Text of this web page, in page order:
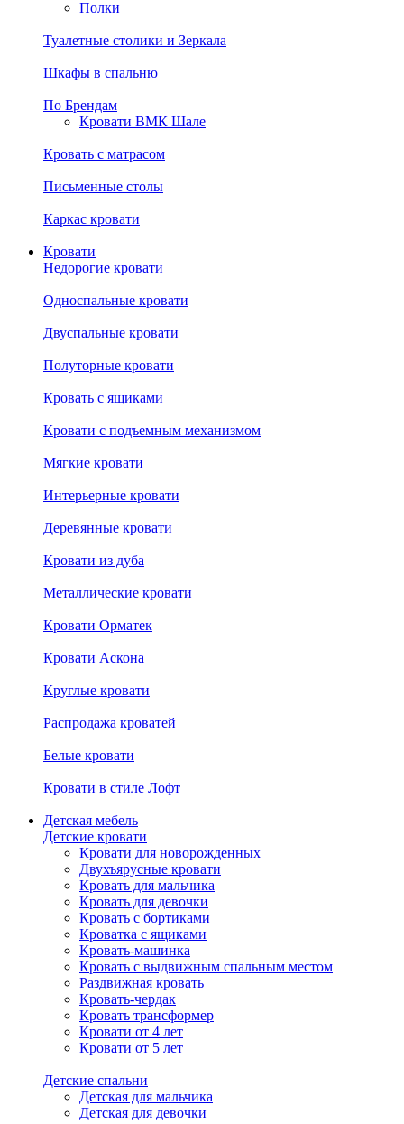
Полки
Туалетные столики и Зеркала
Шкафы в спальню
По Брендам
Кровати ВМК Шале
Кровать с матрасом
Письменные столы
Каркас кровати
Кровати
Недорогие кровати
Односпальные кровати
Двуспальные кровати
Полуторные кровати
Кровать с ящиками
Кровати с подъемным механизмом
Мягкие кровати
Интерьерные кровати
Деревянные кровати
Кровати из дуба
Металлические кровати
Кровати Орматек
Кровати Аскона
Круглые кровати
Распродажа кроватей
Белые кровати
Кровати в стиле Лофт
Детская мебель
Детские кровати
Кровати для новорожденных
Двухъярусные кровати
Кровать для мальчика
Кровать для девочки
Кровать с бортиками
Кроватка с ящиками
Кровать-машинка
Кровать с выдвижным спальным местом
Раздвижная кровать
Кровать-чердак
Кровать трансформер
Кровати от 4 лет
Кровати от 5 лет
Детские спальни
Детская для мальчика
Детская для девочки